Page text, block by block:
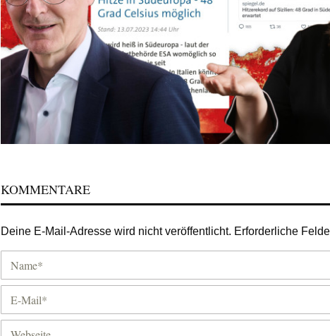
KOMMENTARE
Deine E-Mail-Adresse wird nicht veröffentlicht. Erforderliche